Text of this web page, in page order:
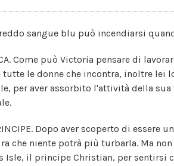
sangue blu può incendiarsi
Come può Victoria pensare di
le donne che incontra, inoltre lei
per aver assorbito l'attività della
Dopo aver scoperto di
che niente potrà più turbarla. Ma
Isle, il principe Christian, per sentirsi